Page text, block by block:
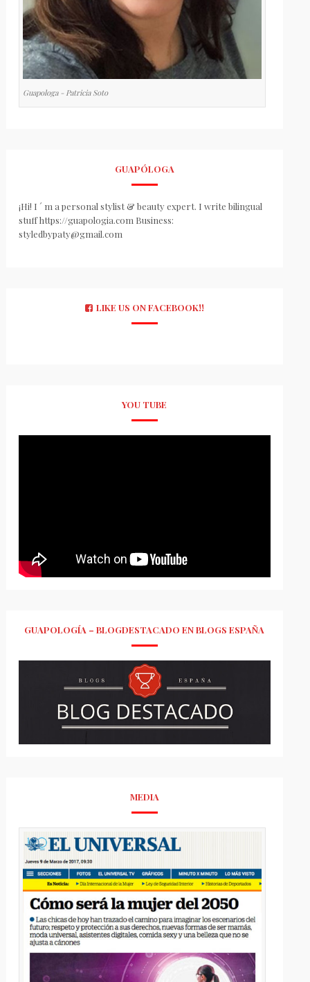
Guapologa - Patricia Soto
GUAPÓLOGA
¡Hi! I ´ m a personal stylist & beauty expert. I write bilingual
stuff https://guapologia.com Business:
styledbypaty@gmail.com
LIKE US ON FACEBOOK!!
YOU TUBE
GUAPOLOGÍA – BLOGDESTACADO EN BLOGS ESPAÑA
MEDIA